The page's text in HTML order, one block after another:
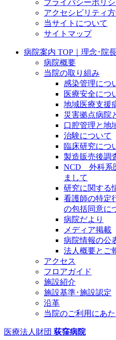
プライバシーポリ
アクセシビリティ
当サイトについて
サイトマップ
病院案内 TOP｜理念･院
病院概要
当院の取り組み
感染管理につ
医療安全につ
地域医療支援
災害拠点病院
口腔管理と地
治験について
臨床研究につ
製造販売後調
NCD 外科系
まして
研究に関する
看護師の特定
の包括同意に
病院だより
メディア掲載
病院情報の公
法人概要とご
アクセス
フロアガイド
施設紹介
施設基準･施設認定
沿革
当院のご利用にあた
医療法人財団 荻窪病院